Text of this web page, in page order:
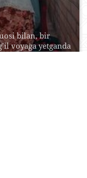
bilan, bir
voyaga yetganda